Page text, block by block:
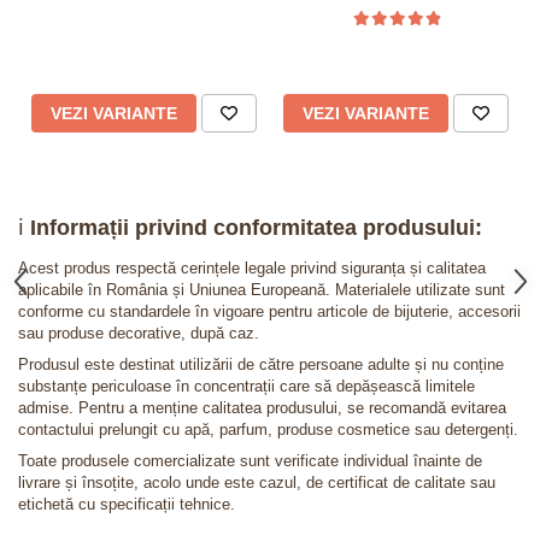
VEZI VARIANTE VEZI VARIANTE
ℹ️ Informații privind conformitatea produsului:
Acest produs respectă cerințele legale privind siguranța și calitatea
aplicabile în România și Uniunea Europeană. Materialele utilizate sunt
conforme cu standardele în vigoare pentru articole de bijuterie, accesorii
sau produse decorative, după caz.
Produsul este destinat utilizării de către persoane adulte și nu conține
substanțe periculoase în concentrații care să depășească limitele
admise. Pentru a menține calitatea produsului, se recomandă evitarea
contactului prelungit cu apă, parfum, produse cosmetice sau detergenți.
Toate produsele comercializate sunt verificate individual înainte de
livrare și însoțite, acolo unde este cazul, de certificat de calitate sau
etichetă cu specificații tehnice.